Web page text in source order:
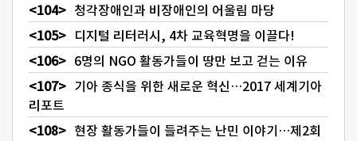
청각장애인과 비장애인의 어울림 마당
디지털 리터러시, 4차 교육혁명을 이끌다!
6명의 NGO 활동가들이 땅만 보고 걷는 이유
기아 종식을 위한 새로운 혁신…2017 세계기아
리포트
현장 활동가들이 들려주는 난민 이야기…제2회